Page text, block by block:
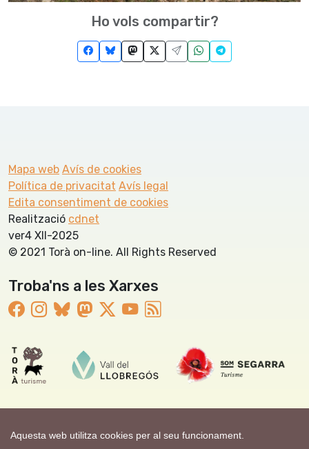
Aquesta web utilitza cookies per al seu funcionament.
Ho vols compartir?
Mapa web Avís de cookies
Política de privacitat Avís legal
Edita consentiment de cookies
Realització cdnet
ver4 XII-2025
© 2021 Torà on-line. All Rights Reserved
Troba'ns a les Xarxes